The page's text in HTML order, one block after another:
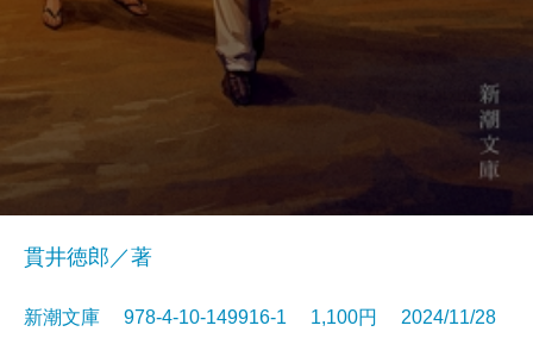
貫井徳郎／著
新潮文庫 978-4-10-149916-1 1,100円 2024/11/28